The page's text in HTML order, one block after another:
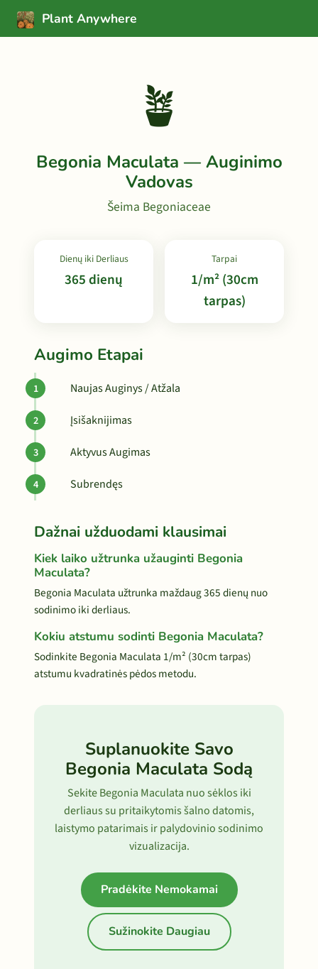
Plant Anywhere
🪴
Begonia Maculata — Auginimo
Vadovas
Šeima Begoniaceae
Dienų iki Derliaus
365 dienų
Tarpai
1/m² (30cm
tarpas)
Augimo Etapai
Naujas Auginys / Atžala
Įsišaknijimas
Aktyvus Augimas
Subrendęs
Dažnai užduodami klausimai
Kiek laiko užtrunka užauginti Begonia
Maculata?
Begonia Maculata užtrunka maždaug 365 dienų nuo
sodinimo iki derliaus.
Kokiu atstumu sodinti Begonia Maculata?
Sodinkite Begonia Maculata 1/m² (30cm tarpas)
atstumu kvadratinės pėdos metodu.
Suplanuokite Savo
Begonia Maculata Sodą
Sekite Begonia Maculata nuo sėklos iki
derliaus su pritaikytomis šalno datomis,
laistymo patarimais ir palydovinio sodinimo
vizualizacija.
Pradėkite Nemokamai
Sužinokite Daugiau